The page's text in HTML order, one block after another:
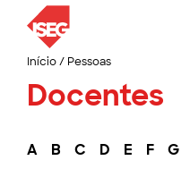
Início/ Pessoas
Docentes
A B C D E F G